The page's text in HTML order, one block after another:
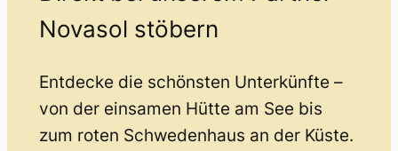
Novasol stöbern
Entdecke die schönsten Unterkünfte –
von der einsamen Hütte am See bis
zum roten Schwedenhaus an der Küste.